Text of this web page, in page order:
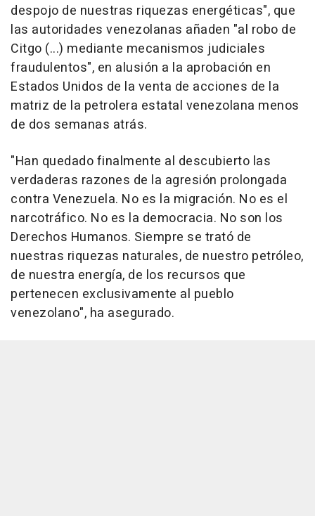
despojo de nuestras riquezas energéticas", que
las autoridades venezolanas añaden "al robo de
Citgo (...) mediante mecanismos judiciales
fraudulentos", en alusión a la aprobación en
Estados Unidos de la venta de acciones de la
matriz de la petrolera estatal venezolana menos
de dos semanas atrás.
"Han quedado finalmente al descubierto las
verdaderas razones de la agresión prolongada
contra Venezuela. No es la migración. No es el
narcotráfico. No es la democracia. No son los
Derechos Humanos. Siempre se trató de
nuestras riquezas naturales, de nuestro petróleo,
de nuestra energía, de los recursos que
pertenecen exclusivamente al pueblo
venezolano", ha asegurado.